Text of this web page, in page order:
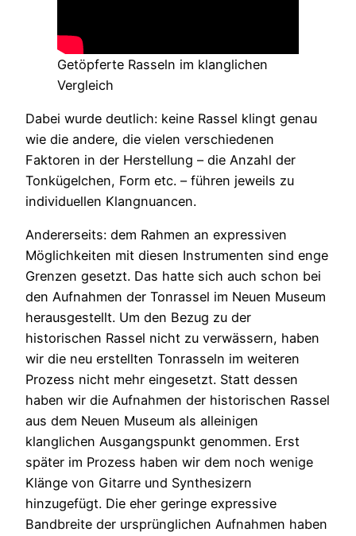
Getöpferte Rasseln im klanglichen
Vergleich
Dabei wurde deutlich: keine Rassel klingt genau
wie die andere, die vielen verschiedenen
Faktoren in der Herstellung – die Anzahl der
Tonkügelchen, Form etc. – führen jeweils zu
individuellen Klangnuancen.
Andererseits: dem Rahmen an expressiven
Möglichkeiten mit diesen Instrumenten sind enge
Grenzen gesetzt. Das hatte sich auch schon bei
den Aufnahmen der Tonrassel im Neuen Museum
herausgestellt. Um den Bezug zu der
historischen Rassel nicht zu verwässern, haben
wir die neu erstellten Tonrasseln im weiteren
Prozess nicht mehr eingesetzt. Statt dessen
haben wir die Aufnahmen der historischen Rassel
aus dem Neuen Museum als alleinigen
klanglichen Ausgangspunkt genommen. Erst
später im Prozess haben wir dem noch wenige
Klänge von Gitarre und Synthesizern
hinzugefügt. Die eher geringe expressive
Bandbreite der ursprünglichen Aufnahmen haben